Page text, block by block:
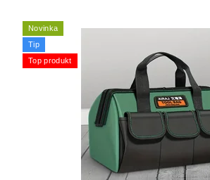
Novinka
Tip
Top produkt